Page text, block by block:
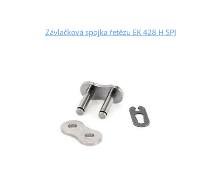
Závlačková spojka řetězu EK 428 H SPJ